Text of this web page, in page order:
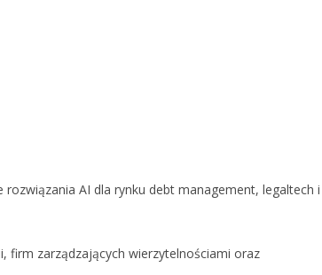
AI dla rynku debt management, legaltech i
firm zarządzających wierzytelnościami oraz